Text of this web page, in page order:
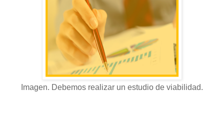
Imagen. Debemos realizar un estudio de viabilidad.